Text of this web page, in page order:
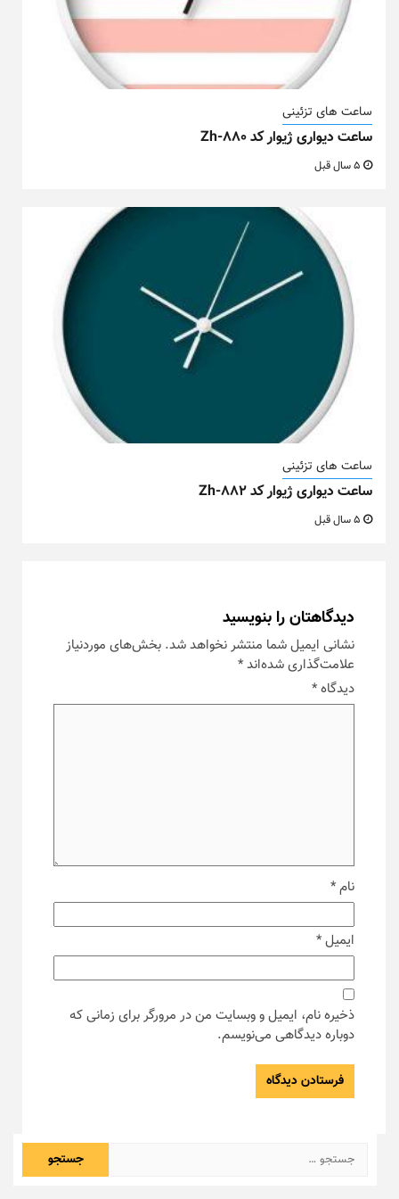
ساعت های تزئینی
ساعت دیواری ژیوار کد Zh-880
ساعت های تزئینی
ساعت دیواری ژیوار کد Zh-882
دیدگاهتان را بنویسید
نشانی ایمیل شما منتشر نخواهد شد. بخش‌های موردنیاز
علامت‌گذاری شده‌اند*
دیدگاه*
نام*
ایمیل*
ذخیره نام، ایمیل و وبسایت من در مرورگر برای زمانی که
دوباره دیدگاهی می‌نویسم.
جستجو
برای: